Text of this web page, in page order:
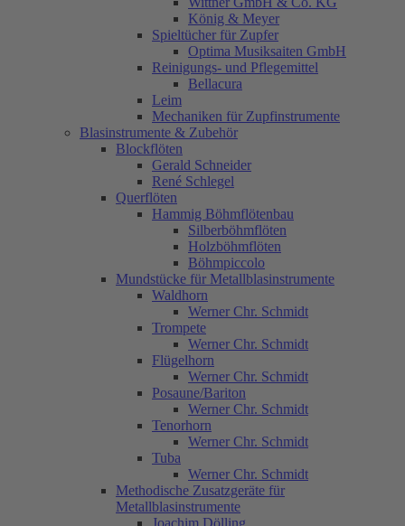
König & Meyer
Spieltücher für Zupfer
Optima Musiksaiten GmbH
Reinigungs- und Pflegemittel
Bellacura
Leim
Mechaniken für Zupfinstrumente
Blasinstrumente & Zubehör
Blockflöten
Gerald Schneider
René Schlegel
Querflöten
Hammig Böhmflötenbau
Silberböhmflöten
Holzböhmflöten
Böhmpiccolo
Mundstücke für Metallblasinstrumente
Waldhorn
Werner Chr. Schmidt
Trompete
Werner Chr. Schmidt
Flügelhorn
Werner Chr. Schmidt
Posaune/Bariton
Werner Chr. Schmidt
Tenorhorn
Werner Chr. Schmidt
Tuba
Werner Chr. Schmidt
Methodische Zusatzgeräte für
Metallblasinstrumente
Joachim Dölling